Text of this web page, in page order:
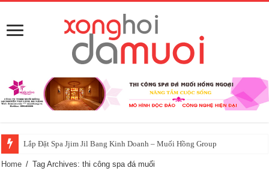
Lắp Đặt Spa Jjim Jil Bang Kinh Doanh – Muối Hồng Group
Home / Tag Archives: thi công spa đá muối